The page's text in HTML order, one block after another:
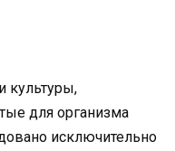
культуры,
для организма
исключительно